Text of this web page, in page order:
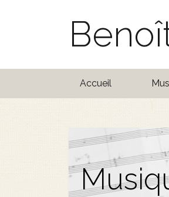
Accueil